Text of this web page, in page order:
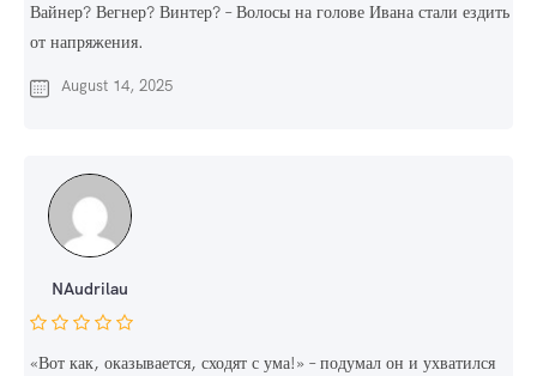
Вайнер? Вегнер? Винтер? – Волосы на голове Ивана стали ездить
от напряжения.
August 14, 2025
NAudrilau
«Вот как, оказывается, сходят с ума!» – подумал он и ухватился